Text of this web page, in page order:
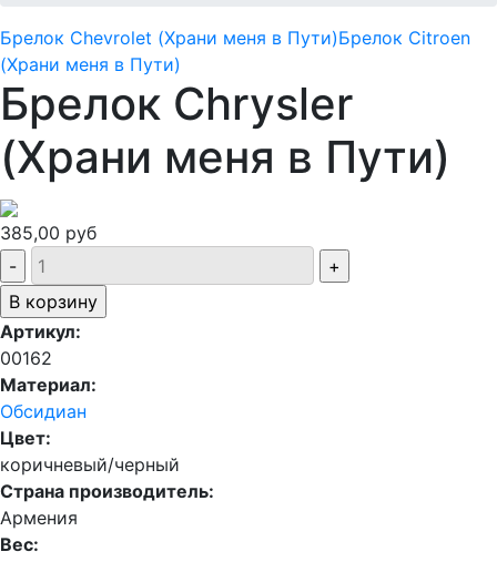
Брелок Chevrolet (Храни меня в Пути)Брелок Citroen
(Храни меня в Пути)
Брелок Chrysler
(Храни меня в Пути)
385,00 руб
Артикул:
00162
Материал:
Обсидиан
Цвет:
коричневый/черный
Страна производитель:
Армения
Вес: